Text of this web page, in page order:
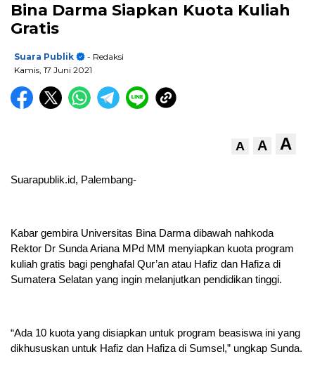
Bina Darma Siapkan Kuota Kuliah
Gratis
Suara Publik
- Redaksi
Kamis, 17 Juni 2021
A A A
Suarapublik.id, Palembang-
Kabar gembira Universitas Bina Darma dibawah nahkoda
Rektor Dr Sunda Ariana MPd MM menyiapkan kuota program
kuliah gratis bagi penghafal Qur’an atau Hafiz dan Hafiza di
Sumatera Selatan yang ingin melanjutkan pendidikan tinggi.
“Ada 10 kuota yang disiapkan untuk program beasiswa ini yang
dikhususkan untuk Hafiz dan Hafiza di Sumsel,” ungkap Sunda.